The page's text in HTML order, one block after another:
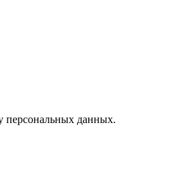
персональных данных.